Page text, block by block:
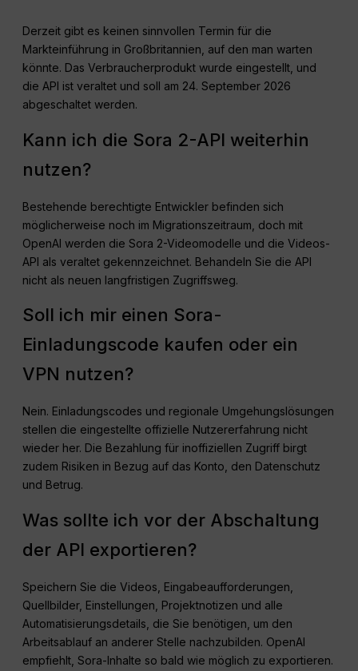
Derzeit gibt es keinen sinnvollen Termin für die
Markteinführung in Großbritannien, auf den man warten
könnte. Das Verbraucherprodukt wurde eingestellt, und
die API ist veraltet und soll am 24. September 2026
abgeschaltet werden.
Kann ich die Sora 2-API weiterhin
nutzen?
Bestehende berechtigte Entwickler befinden sich
möglicherweise noch im Migrationszeitraum, doch mit
OpenAI werden die Sora 2-Videomodelle und die Videos-
API als veraltet gekennzeichnet. Behandeln Sie die API
nicht als neuen langfristigen Zugriffsweg.
Soll ich mir einen Sora-
Einladungscode kaufen oder ein
VPN nutzen?
Nein. Einladungscodes und regionale Umgehungslösungen
stellen die eingestellte offizielle Nutzererfahrung nicht
wieder her. Die Bezahlung für inoffiziellen Zugriff birgt
zudem Risiken in Bezug auf das Konto, den Datenschutz
und Betrug.
Was sollte ich vor der Abschaltung
der API exportieren?
Speichern Sie die Videos, Eingabeaufforderungen,
Quellbilder, Einstellungen, Projektnotizen und alle
Automatisierungsdetails, die Sie benötigen, um den
Arbeitsablauf an anderer Stelle nachzubilden. OpenAI
empfiehlt, Sora-Inhalte so bald wie möglich zu exportieren.